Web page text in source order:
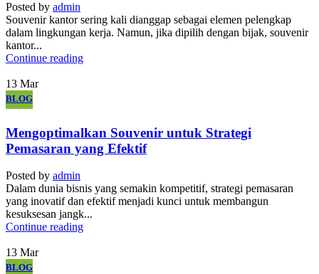
Posted by admin
Souvenir kantor sering kali dianggap sebagai elemen pelengkap
dalam lingkungan kerja. Namun, jika dipilih dengan bijak, souvenir
kantor...
Continue reading
13 Mar
BLOG
Mengoptimalkan Souvenir untuk Strategi
Pemasaran yang Efektif
Posted by admin
Dalam dunia bisnis yang semakin kompetitif, strategi pemasaran
yang inovatif dan efektif menjadi kunci untuk membangun
kesuksesan jangk...
Continue reading
13 Mar
BLOG